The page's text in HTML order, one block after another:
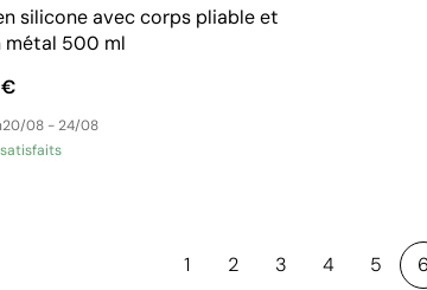
silicone avec corps pliable et
métal 500 ml
20/08 - 24/08
1 2 3 4 5 6